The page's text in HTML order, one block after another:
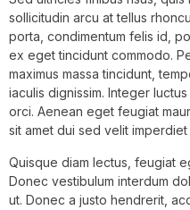
sollicitudin arcu at tellus
porta, condimentum felis id,
ex eget tincidunt commodo.
maximus massa tincidunt,
iaculis dignissim. Integer
orci. Aenean eget feugiat
sit amet dui sed velit imperdiet
Quisque diam lectus, feugiat
Donec vestibulum interdum
ut. Donec a justo hendrerit,